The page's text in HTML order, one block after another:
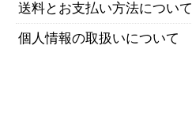
送料とお支払い方法について
個人情報の取扱いについて